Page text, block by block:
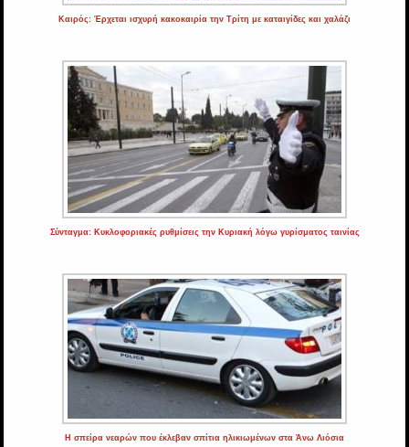
Καιρός: Έρχεται ισχυρή κακοκαιρία την Τρίτη με καταιγίδες και χαλάζι
Σύνταγμα: Κυκλοφοριακές ρυθμίσεις την Κυριακή λόγω γυρίσματος ταινίας
Η σπείρα νεαρών που έκλεβαν σπίτια ηλικιωμένων στα Άνω Λιόσια